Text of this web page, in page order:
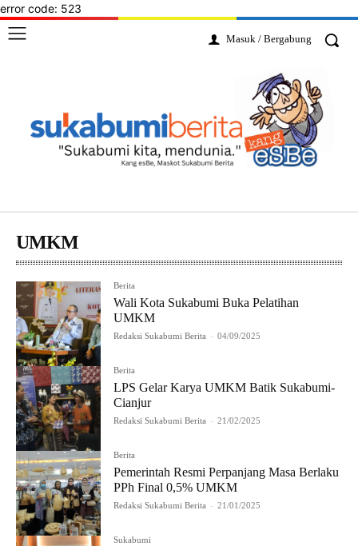
error code: 523
Masuk / Bergabung
UMKM
Berita
Wali Kota Sukabumi Buka Pelatihan
UMKM
Redaksi Sukabumi Berita - 04/09/2025
Berita
LPS Gelar Karya UMKM Batik Sukabumi-
Cianjur
Redaksi Sukabumi Berita - 21/02/2025
Berita
Pemerintah Resmi Perpanjang Masa Berlaku
PPh Final 0,5% UMKM
Redaksi Sukabumi Berita - 21/01/2025
Sukabumi